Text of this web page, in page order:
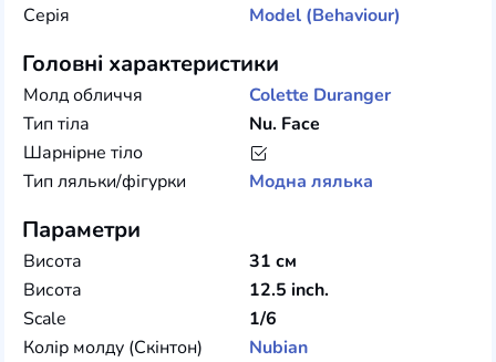
Серія
Model (Behaviour)
Головні характеристики
Молд обличчя
Colette Duranger
Тип тіла
Nu. Face
Шарнірне тіло
Тип ляльки/фігурки
Модна лялька
Параметри
Висота
31 см
Висота
12.5 inch.
Scale
1/6
Колір молду (Скінтон)
Nubian